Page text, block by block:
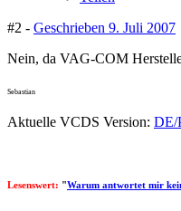
#2 - Geschrieben 9. Juli 2007
Nein, da VAG-COM
Sebastian
Aktuelle VCDS Version: DE/
Lesenswert: "Warum antwortet mir